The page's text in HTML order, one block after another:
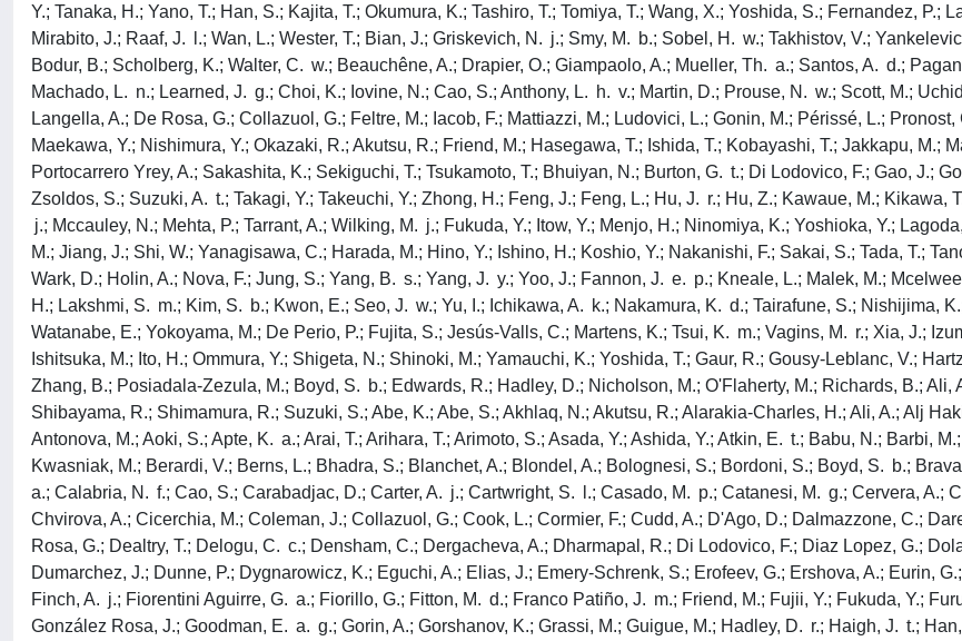
Y.; Tanaka, H.; Yano, T.; Han, S.; Kajita, T.; Okumura, K.; Tashiro, T.; Tomiya, T.; Wang, X.; Yoshida, S.; Fernandez,
Mirabito, J.; Raaf, J. l.; Wan, L.; Wester, T.; Bian, J.; Griskevich, N. j.; Smy, M. b.; Sobel, H. w.; Takhistov, V.;
Bodur, B.; Scholberg, K.; Walter, C. w.; Beauchêne, A.; Drapier, O.; Giampaolo, A.; Mueller, Th. a.; Santos, A. d.;
Machado, L. n.; Learned, J. g.; Choi, K.; Iovine, N.; Cao, S.; Anthony, L. h. v.; Martin, D.; Prouse, N. w.; Scott, M.;
Langella, A.; De Rosa, G.; Collazuol, G.; Feltre, M.; Iacob, F.; Mattiazzi, M.; Ludovici, L.; Gonin, M.; Périssé, L.;
Maekawa, Y.; Nishimura, Y.; Okazaki, R.; Akutsu, R.; Friend, M.; Hasegawa, T.; Ishida, T.; Kobayashi, T.; Jakkapu, M.;
Portocarrero Yrey, A.; Sakashita, K.; Sekiguchi, T.; Tsukamoto, T.; Bhuiyan, N.; Burton, G. t.; Di Lodovico, F.; Gao, J.;
Zsoldos, S.; Suzuki, A. t.; Takagi, Y.; Takeuchi, Y.; Zhong, H.; Feng, J.; Feng, L.; Hu, J. r.; Hu, Z.; Kawaue, M.; Kikawa,
j.; Mccauley, N.; Mehta, P.; Tarrant, A.; Wilking, M. j.; Fukuda, Y.; Itow, Y.; Menjo, H.; Ninomiya, K.; Yoshioka, Y.;
M.; Jiang, J.; Shi, W.; Yanagisawa, C.; Harada, M.; Hino, Y.; Ishino, H.; Koshio, Y.; Nakanishi, F.; Sakai, S.; Tada, T.;
Wark, D.; Holin, A.; Nova, F.; Jung, S.; Yang, B. s.; Yang, J. y.; Yoo, J.; Fannon, J. e. p.; Kneale, L.; Malek, M.;
H.; Lakshmi, S. m.; Kim, S. b.; Kwon, E.; Seo, J. w.; Yu, I.; Ichikawa, A. k.; Nakamura, K. d.; Tairafune, S.; Nishijima,
Watanabe, E.; Yokoyama, M.; De Perio, P.; Fujita, S.; Jesús-Valls, C.; Martens, K.; Tsui, K. m.; Vagins, M. r.; Xia, J.;
Ishitsuka, M.; Ito, H.; Ommura, Y.; Shigeta, N.; Shinoki, M.; Yamauchi, K.; Yoshida, T.; Gaur, R.; Gousy-Leblanc, V.;
Zhang, B.; Posiadala-Zezula, M.; Boyd, S. b.; Edwards, R.; Hadley, D.; Nicholson, M.; O'Flaherty, M.; Richards, B.; Ali,
Shibayama, R.; Shimamura, R.; Suzuki, S.; Abe, K.; Abe, S.; Akhlaq, N.; Akutsu, R.; Alarakia-Charles, H.; Ali, A.; Alj
Antonova, M.; Aoki, S.; Apte, K. a.; Arai, T.; Arihara, T.; Arimoto, S.; Asada, Y.; Ashida, Y.; Atkin, E. t.; Babu, N.; Barbi,
Kwasniak, M.; Berardi, V.; Berns, L.; Bhadra, S.; Blanchet, A.; Blondel, A.; Bolognesi, S.; Bordoni, S.; Boyd, S. b.;
a.; Calabria, N. f.; Cao, S.; Carabadjac, D.; Carter, A. j.; Cartwright, S. l.; Casado, M. p.; Catanesi, M. g.; Cervera, A.;
Chvirova, A.; Cicerchia, M.; Coleman, J.; Collazuol, G.; Cook, L.; Cormier, F.; Cudd, A.; D'Ago, D.; Dalmazzone, C.;
Rosa, G.; Dealtry, T.; Delogu, C. c.; Densham, C.; Dergacheva, A.; Dharmapal, R.; Di Lodovico, F.; Diaz Lopez, G.;
Dumarchez, J.; Dunne, P.; Dygnarowicz, K.; Eguchi, A.; Elias, J.; Emery-Schrenk, S.; Erofeev, G.; Ershova, A.; Eurin,
Finch, A. j.; Fiorentini Aguirre, G. a.; Fiorillo, G.; Fitton, M. d.; Franco Patiño, J. m.; Friend, M.; Fujii, Y.; Fukuda, Y.;
González Rosa, J.; Goodman, E. a. g.; Gorin, A.; Gorshanov, K.; Grassi, M.; Guigue, M.; Hadley, D. r.; Haigh, J. t.;